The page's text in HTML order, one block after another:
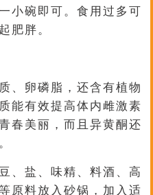
小碗即可。食用过多可
肥胖。
、卵磷脂，还含有植物
能有效提高体内雌激素
春美丽，而且异黄酮还
、盐、味精、料酒、高
原料放入砂锅，加入适